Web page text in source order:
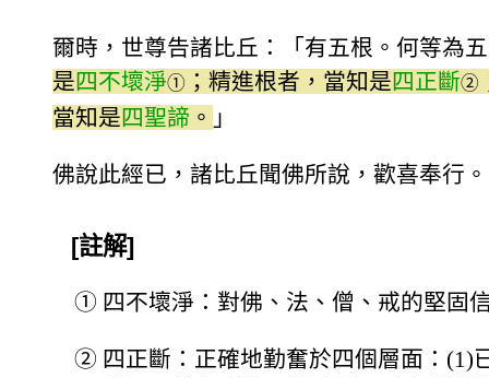
爾時，世尊告諸比丘：「有五根。何等為
是四不壞淨① ；精進根者，當知是四正斷②
當知是四聖諦 。 」
佛說此經已，諸比丘聞佛所說，歡喜奉行。
[註解]
① 四不壞淨：對佛、法、僧、戒的堅固
② 四正斷：正確地勤奮於四個層面：(1)